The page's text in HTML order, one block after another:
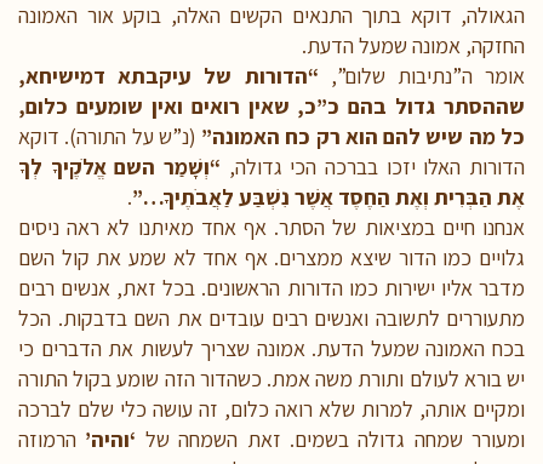
הגאולה, דוקא בתוך התנאים הקשים האלה, בוקע אור האמונה
החזקה, אמונה שמעל הדעת.
אומר ה”נתיבות שלום”, “הדורות של עיקבתא דמישיחא,
שההסתר גדול בהם כ”כ, שאין רואים ואין שומעים כלום,
כל מה שיש להם הוא רק כח האמונה” (נ”ש על התורה). דוקא
הדורות האלו יזכו בברכה הכי גדולה, “וְשָׁמַר השם אֱלֹקֶיךָ לְךָ
אֶת הַבְּרִית וְאֶת הַחֶסֶד אֲשֶׁר נִשְׁבַּע לַאֲבֹתֶיךָ…”.
אנחנו חיים במציאות של הסתר. אף אחד מאיתנו לא ראה ניסים
גלויים כמו הדור שיצא ממצרים. אף אחד לא שמע את קול השם
מדבר אליו ישירות כמו הדורות הראשונים. בכל זאת, אנשים רבים
מתעוררים לתשובה ואנשים רבים עובדים את השם בדבקות. הכל
בכח האמונה שמעל הדעת. אמונה שצריך לעשות את הדברים כי
יש בורא לעולם ותורת משה אמת. כשהדור הזה שומע בקול התורה
ומקיים אותה, למרות שלא רואה כלום, זה עושה כלי שלם לברכה
ומעורר שמחה גדולה בשמים. זאת השמחה של ‘והיה’ הרמוזה